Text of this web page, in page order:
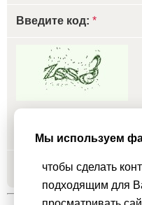
Введите код: *
Добавить
Мы используем
чтобы сделать
подходящим для